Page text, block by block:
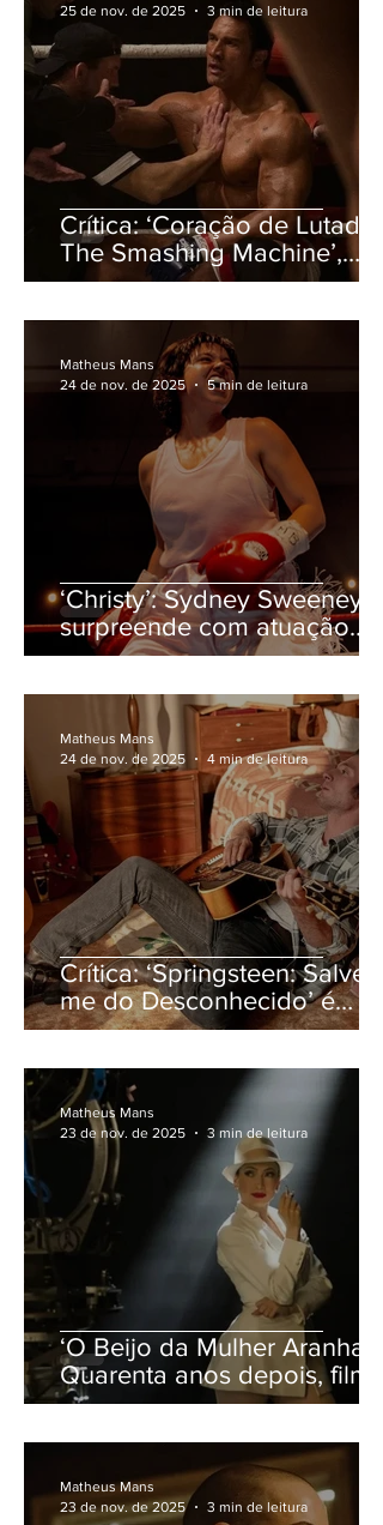
Crítica: ‘Coração de Lutador:
The Smashing Machine’,
com Dwayne Johnson,
25 de nov. de 2025
3 min de leitura
‘Christy’: Sydney Sweeney
surpreende com atuação
visceral em drama sobre
Matheus Mans
24 de nov. de 2025
5 min de leitura
Crítica: ‘Springsteen: Salve-
me do Desconhecido’ é
cinebiografia apática, mas
Matheus Mans
24 de nov. de 2025
4 min de leitura
‘O Beijo da Mulher Aranha':
Quarenta anos depois, filme
renasce com Jennifer Lopez
Matheus Mans
23 de nov. de 2025
3 min de leitura
Matheus Mans
23 de nov. de 2025
3 min de leitura